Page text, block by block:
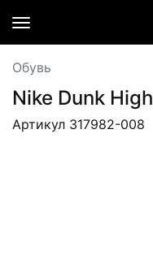
Обувь
Nike Dunk High
Артикул 317982-008